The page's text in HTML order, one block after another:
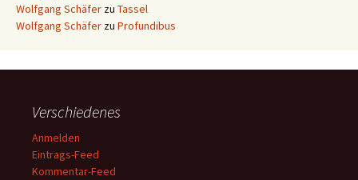
Wolfgang Schäfer zu Tassel
Wolfgang Schäfer zu Profundibus
Verschiedenes
Anmelden
Eintrags-Feed
Kommentar-Feed